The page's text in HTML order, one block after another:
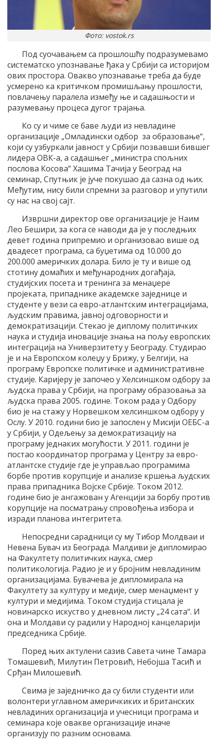
Фото: vostok.rs
Под суочавањем са прошлошћу подразумевамо
систематско упознавање ђака у Србији са историјом
ових простора. Овакво упознавање треба да буде
усмерено ка критичком промишљању прошлости,
повлачењу паралела између ње и садашњости и
разумевању процеса дугог трајања.
Ко су и чиме се баве људи из невладине
организације „Омладински одбор за образовање“,
који су узбуркали јавност у Србији позвавши бившег
лидера ОВК-a, а садашњег „министра спољних
послова Косова“ Хашима Тачија у Београд на
семинар, Спутњик је јуче покушао да сазна од њих.
Међутим, нису били спремни за разговор и упутили
су нас на свој сајт.
Извршни директор ове организације је Наим
Лео Бешири, за кога се наводи да је у последњих
девет година припремио и организовао више од
двадесет програма, са буџетима од 10.000 до
200.000 америчких долара. Било је ту и више од
стотину домаћих и међународних догађаја,
студијских посета и тренинга за менаџере
пројеката, припаднике академске заједнице и
студенте у вези са евро-атлантским интеграцијама,
људским правима, јавној одговорности и
демократизацији. Стекао је диплому политичких
наука и студија иновације знања на пољу европских
интеграција на Универзитету у Београду. Студирао
је и на Европском колеџу у Брижу, у Белгији, на
програму Европске политичке и административне
студије. Каријеру је започео у Хелсиншком одбору за
људска права у Србији, на програму образовања за
људска права 2005. године. Током рада у Одбору
био је на стажу у Норвешком хелсиншком одбору у
Ослу. У 2010. години био је запослен у Мисији ОЕБС-а
у Србији, у Одељењу за демократизацију на
програму једнаких могућости. У 2011. години је
постао координатор програма у Центру за евро-
атлантске студије где је управљао програмима
борбе против корупције и анализе кршења људских
права припадника Војске Србије. Током 2012.
године био је ангажован у Агенцији за борбу против
корупције на посматрању спровођења избора и
изради планова интегритета.
Непосредни сарадници су му Тибор Молдваи и
Невена Бувач из Београда. Малдиви је дипломирао
на Факултету политичких наука, смер
политикологија. Радио је и у бројним невладиним
организацијама. Бувачева је дипломирала на
Факултету за културу и медије, смер менаџмент у
култури и медијима. Током студија стицала је
новинарско искуство у дневном листу „24 сата“. И
она и Молдави су радили у Народној канцеларији
председника Србије.
Поред њих актулени сазив Савета чине Тамара
Томашевић, Милутин Петровић, Небојша Тасић и
Срђан Милошевић.
Свима је заједничко да су били студенти или
волонтери углавном америчкиких и британских
невладиних организација и учесници програма и
семинара које овакве организације иначе
организују по разним основама.